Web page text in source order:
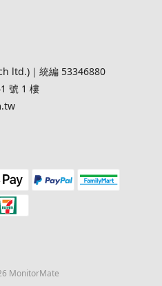
ltd.)｜統編 53346880
號 1 樓
MonitorMate